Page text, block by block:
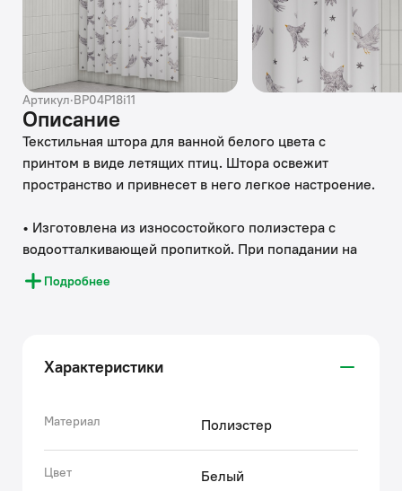
Артикул·BP04P18i11
Описание
Текстильная штора для ванной белого цвета с
принтом в виде летящих птиц. Штора освежит
пространство и привнесет в него легкое настроение.
• Изготовлена из износостойкого полиэстера с
водоотталкивающей пропиткой. При попадании на
ткань вода не впитывается, а скатывается каплями,
даже при сильном напоре воды.
• По верхнему краю расположены 12 прозрачных
пластиковых люверсов.
которая позволяет избежать задирания ткани.
можно стирать в стиральной машине в деликатном
режиме и гладить утюгом на минимальной
Подробнее
Характеристики
Материал Полиэстер
Цвет Белый